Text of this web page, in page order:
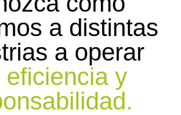
a distintas
a operar
eficiencia y